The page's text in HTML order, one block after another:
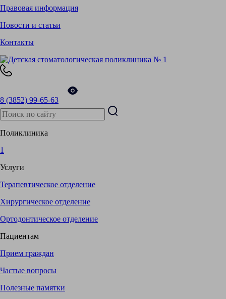
Правовая информация
Новости и статьи
Контакты
8 (3852) 99-65-63
Поликлиника
1
Услуги
Терапевтическое отделение
Хирургическое отделение
Ортодонтическое отделение
Пациентам
Прием граждан
Частые вопросы
Полезные памятки